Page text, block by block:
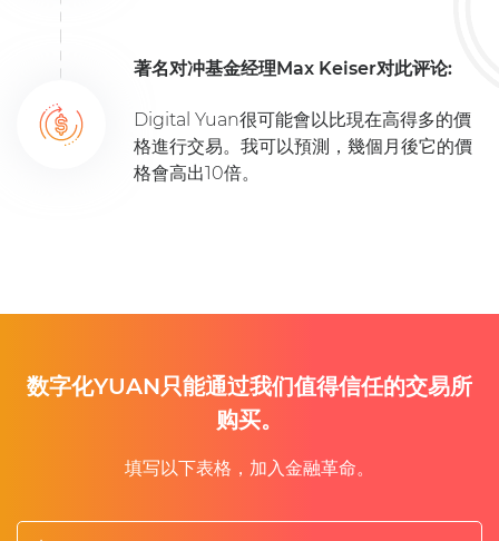
著名对冲基金经理Max Keiser对此评论:
Digital Yuan很可能會以比現在高得多的價
格進行交易。我可以預測，幾個月後它的價
格會高出10倍。
数字化YUAN只能通过我们值得信任的交易所
购买。
填写以下表格，加入金融革命。